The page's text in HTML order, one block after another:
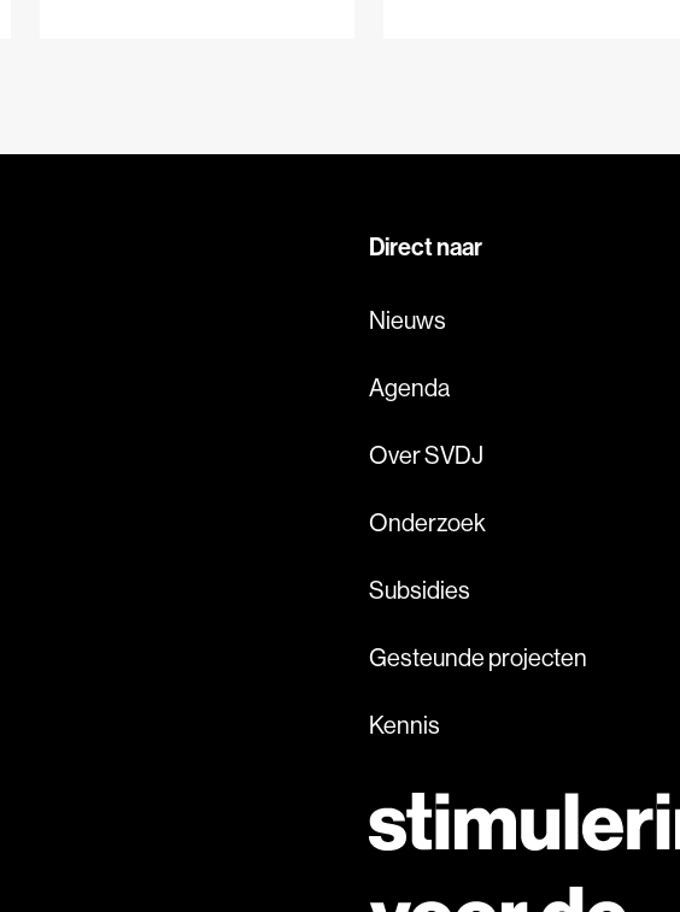
Direct naar
Nieuws
Agenda
Over SVDJ
Onderzoek
Subsidies
Gesteunde projecten
Kennis